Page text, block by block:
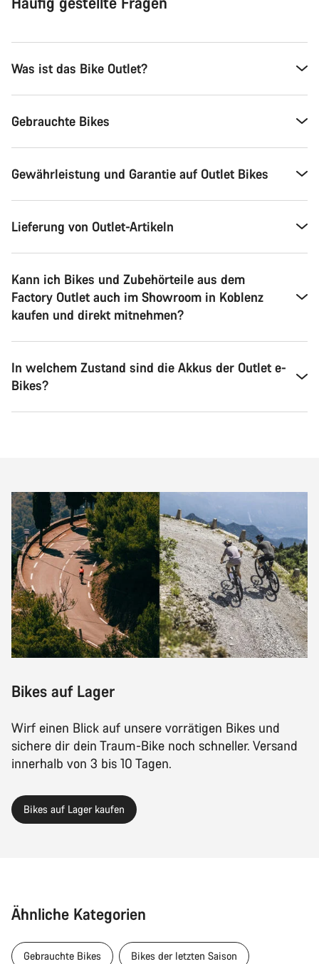
Was ist das Bike Outlet?
Gebrauchte Bikes
Gewährleistung und Garantie auf Outlet Bikes
Lieferung von Outlet-Artikeln
Kann ich Bikes und Zubehörteile aus dem
Factory Outlet auch im Showroom in Koblenz
kaufen und direkt mitnehmen?
In welchem Zustand sind die Akkus der Outlet e-
Bikes?
Bikes auf Lager
Wirf einen Blick auf unsere vorrätigen Bikes und
sichere dir dein Traum-Bike noch schneller. Versand
innerhalb von 3 bis 10 Tagen.
Bikes auf Lager kaufen
Ähnliche Kategorien
Gebrauchte Bikes Bikes der letzten Saison